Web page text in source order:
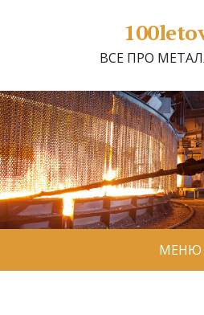
ВСЕ ПРО
МЕНЮ